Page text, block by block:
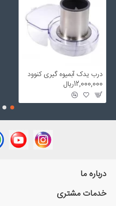
درب یدک آبمیوه گیری کنوود
12,000,000ریال
درباره ما
خدمات مشتری